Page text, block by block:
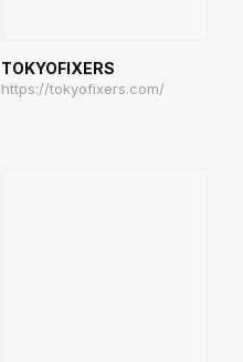
TOKYOFIXERS
https://tokyofixers.com/